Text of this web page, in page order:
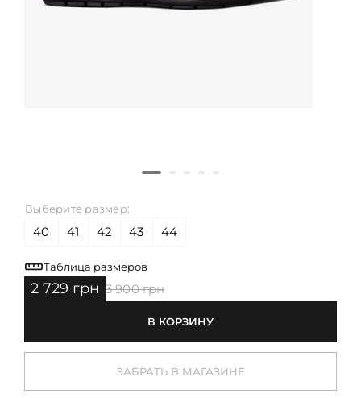
Выберите размер:
40 41 42 43 44
Таблица размеров
2 729 грн 3 900 грн
В КОРЗИНУ
ЗАБРАТЬ В МАГАЗИНЕ